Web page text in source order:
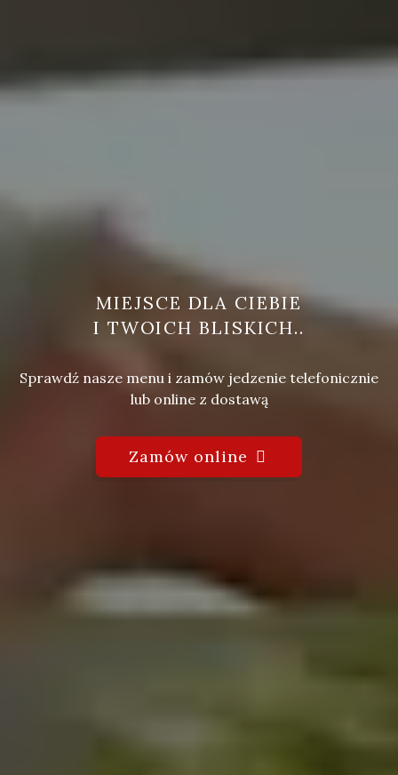
MIEJSCE DLA CIEBIE
I TWOICH BLISKICH..
Sprawdź nasze menu i zamów jedzenie telefonicznie
lub online z dostawą
Zamów online